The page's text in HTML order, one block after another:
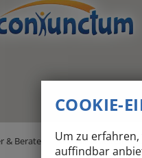
& Berater Wie wir arbeiten
COOKIE-
Um zu
auffindbar